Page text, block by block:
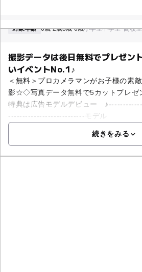
対象年齢 0歳-2歳3歳-6歳小学生中学生･高校生
撮影データは後日無料でプレゼン
いイベントNo.1♪
＜無料＞プロカメラマンがお子様の素
影☆◇写真データ無料で5カットプレゼ
特典は広告モデルデビュー
---------------------------モデル
続きをみる